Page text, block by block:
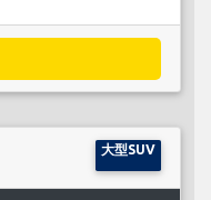
大型SUV